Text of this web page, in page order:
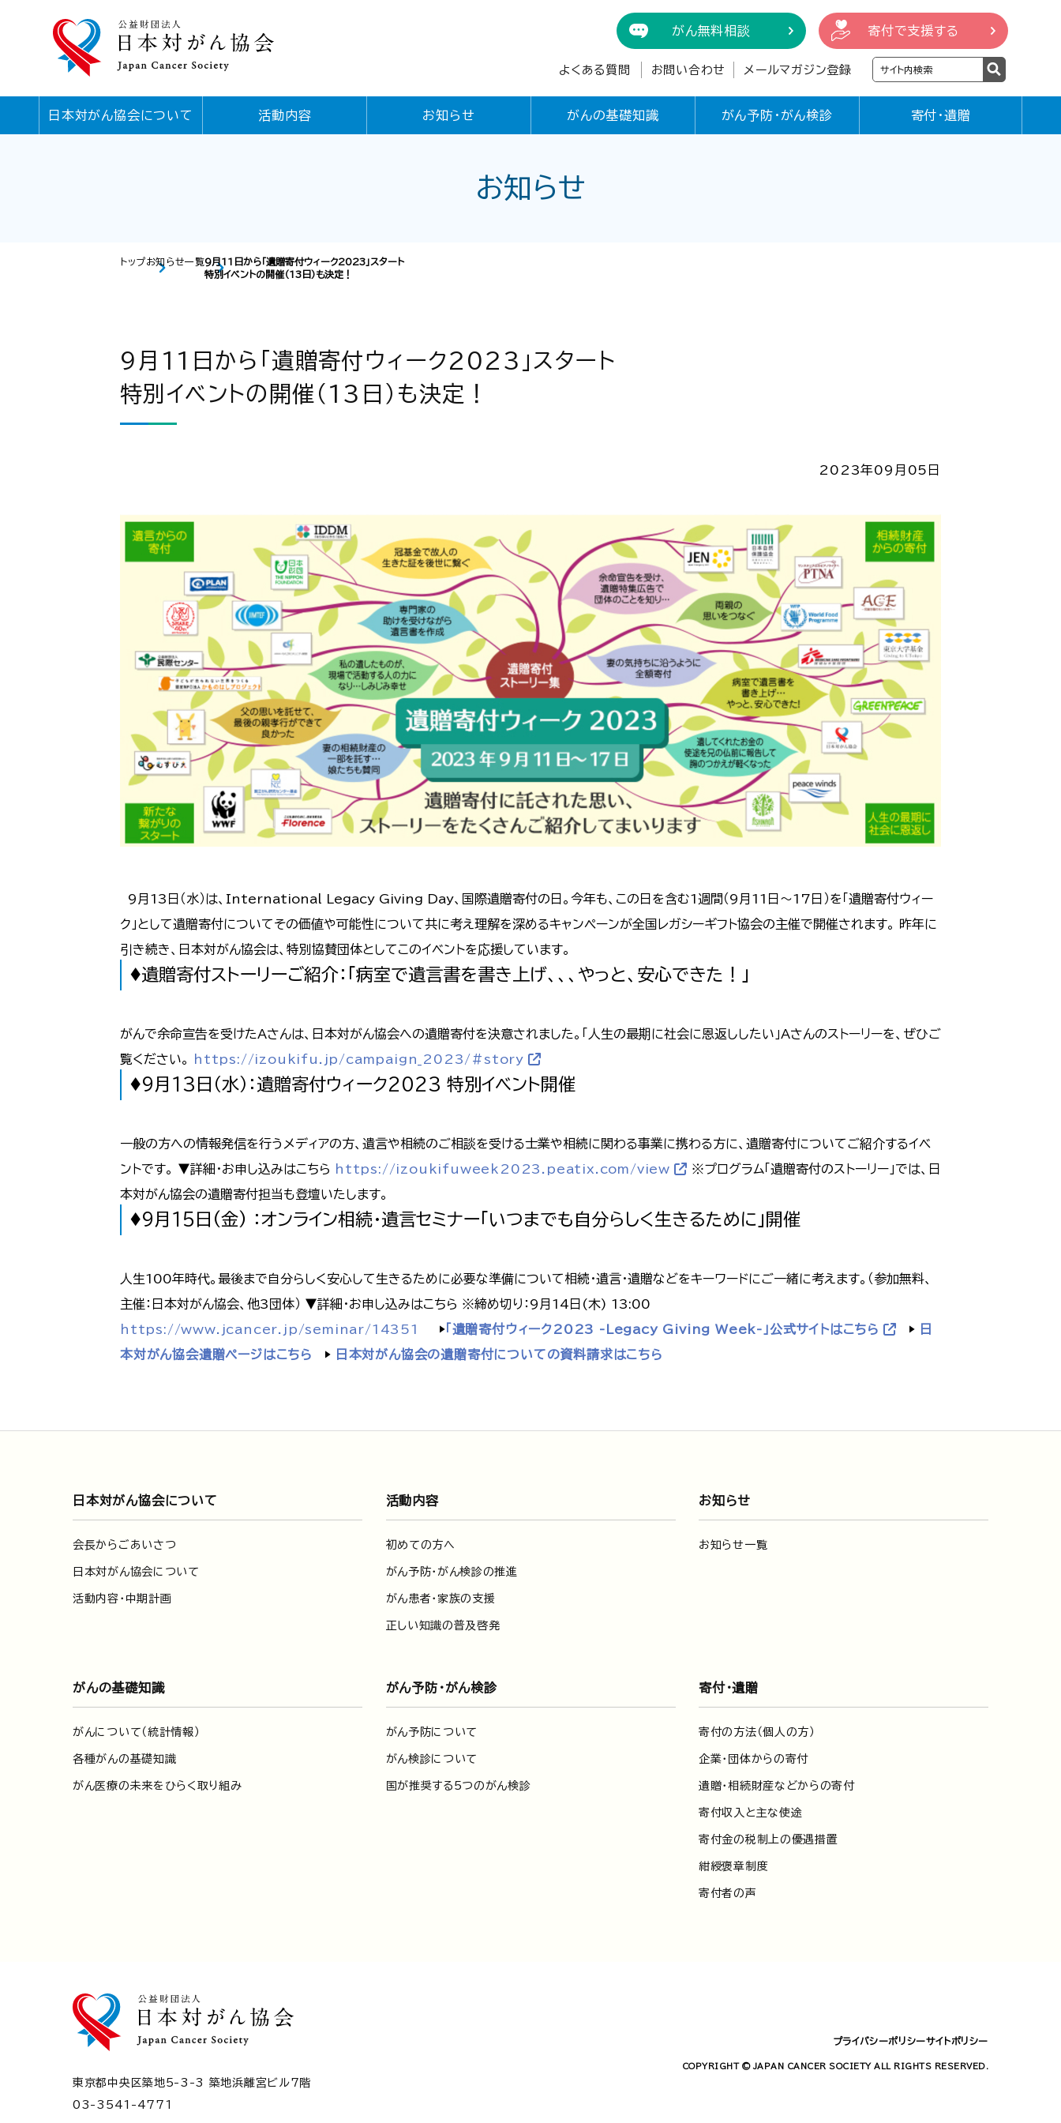
がん無料相談 寄付で支援する
よくある質問 お問い合わせ メールマガジン登録
日本対がん協会について 活動内容 お知らせ がんの基礎知識 がん予防・がん検診 寄付・遺贈
お知らせ
トップお知らせ一覧9月11日から「遺贈寄付ウィーク2023」スタート
特別イベントの開催（13日）も決定！
9月11日から「遺贈寄付ウィーク2023」スタート
特別イベントの開催（13日）も決定！
2023年09月05日
9月13日（水）は、International Legacy Giving Day、国際遺贈寄付の日。今年も、この日を含む1週間（9月11日～17日）を「遺贈寄付ウィー
ク」として遺贈寄付についてその価値や可能性について共に考え理解を深めるキャンペーンが全国レガシーギフト協会の主催で開催されます。 昨年に
引き続き、日本対がん協会は、特別協賛団体としてこのイベントを応援しています。
♦遺贈寄付ストーリーご紹介：「病室で遺言書を書き上げ、、、やっと、安心できた！」
がんで余命宣告を受けたAさんは、日本対がん協会への遺贈寄付を決意されました。「人生の最期に社会に恩返ししたい」Aさんのストーリーを、ぜひご
覧ください。
https://izoukifu.jp/campaign_2023/#story
♦9月13日（水）：遺贈寄付ウィーク2023 特別イベント開催
一般の方への情報発信を行うメディアの方、遺言や相続のご相談を受ける士業や相続に関わる事業に携わる方に、遺贈寄付についてご紹介するイベ
ントです。 ▼詳細・お申し込みはこちら
https://izoukifuweek2023.peatix.com/view
※プログラム「遺贈寄付のストーリー」では、日
本対がん協会の遺贈寄付担当も登壇いたします。
♦9月15日(金) ：オンライン相続・遺言セミナー「いつまでも自分らしく生きるために」開催
人生100年時代。最後まで自分らしく安心して生きるために必要な準備について相続・遺言・遺贈などをキーワードにご一緒に考えます。（参加無料、
主催：日本対がん協会、他3団体） ▼詳細・お申し込みはこちら ※締め切り：9月14日(木) 13:00
https://www.jcancer.jp/seminar/14351
▶「遺贈寄付ウィーク2023 -Legacy Giving Week-」公式サイトはこちら ▶日
本対がん協会遺贈ページはこちら
▶ 日本対がん協会の遺贈寄付についての資料請求はこちら
日本対がん協会について
会長からごあいさつ
日本対がん協会について
活動内容・中期計画
活動内容
初めての方へ
がん予防・がん検診の推進
がん患者・家族の支援
正しい知識の普及啓発
お知らせ
お知らせ一覧
がんの基礎知識
がんについて（統計情報）
各種がんの基礎知識
がん医療の未来をひらく取り組み
がん予防・がん検診
がん予防について
がん検診について
国が推奨する5つのがん検診
寄付・遺贈
寄付の方法（個人の方）
企業・団体からの寄付
遺贈・相続財産などからの寄付
寄付収入と主な使途
寄付金の税制上の優遇措置
紺綬褒章制度
寄付者の声
東京都中央区築地5-3-3 築地浜離宮ビル7階
03-3541-4771
プライバシーポリシーサイトポリシー
COPYRIGHT © JAPAN CANCER SOCIETY ALL RIGHTS RESERVED.